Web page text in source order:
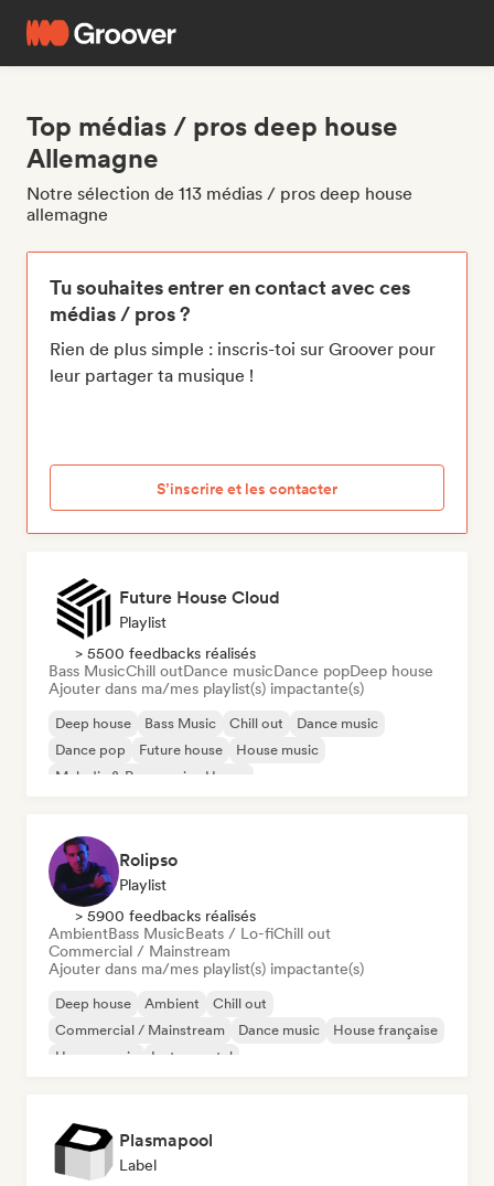
Top médias / pros deep house
Allemagne
Notre sélection de 113 médias / pros deep house
allemagne
Tu souhaites entrer en contact avec ces
médias / pros ?
Rien de plus simple : inscris-toi sur Groover pour
leur partager ta musique !
S’inscrire et les contacter
Future House Cloud
Playlist
> 5500 feedbacks réalisés
Bass MusicChill outDance musicDance popDeep house
Ajouter dans ma/mes playlist(s) impactante(s)
Deep house Bass Music Chill out
Dance music
Dance pop
Future house
House music
Melodic & Progressive House
Rolipso
Playlist
> 5900 feedbacks réalisés
AmbientBass MusicBeats / Lo-fiChill out
Commercial / Mainstream
Ajouter dans ma/mes playlist(s) impactante(s)
Deep house Ambient
Chill out
Commercial / Mainstream
Dance music
House française
House music
Instrumental
Plasmapool
Label